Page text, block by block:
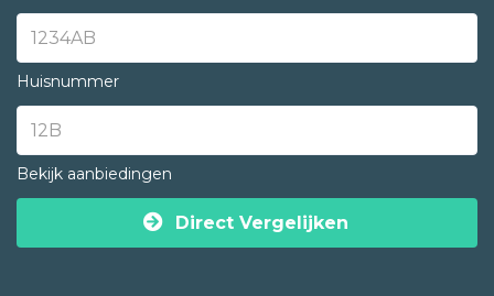
Huisnummer
Bekijk aanbiedingen
Direct Vergelijken